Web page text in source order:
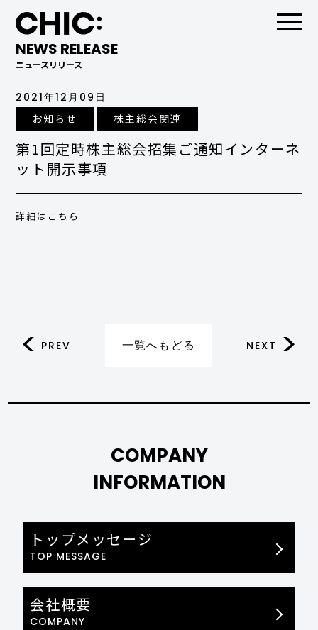
NEWS RELEASE
ニュースリリース
2021年12月09日
お知らせ
株主総会関連
第1回定時株主総会招集ご通知インターネ
ット開示事項
詳細はこちら
PREV 一覧へもどる NEXT
COMPANY
INFORMATION
トップメッセージ
TOP MESSAGE
会社概要
COMPANY